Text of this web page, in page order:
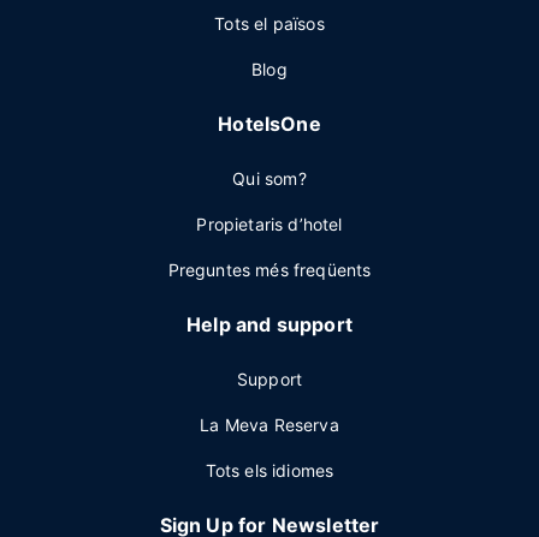
Tots el països
Blog
HotelsOne
Qui som?
Propietaris d’hotel
Preguntes més freqüents
Help and support
Support
La Meva Reserva
Tots els idiomes
Sign Up for Newsletter